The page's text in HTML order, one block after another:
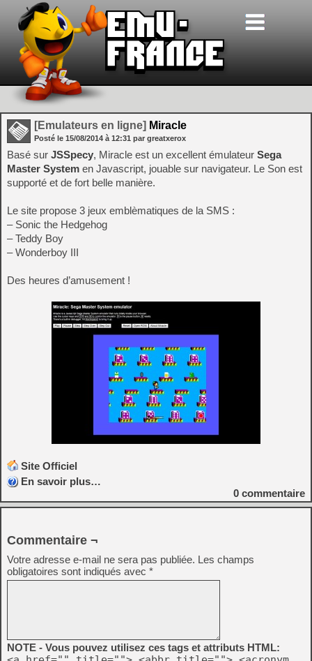
[Emulateurs en ligne] Miracle
Posté le 15/08/2014 à 12:31 par greatxerox
Basé sur JSSpecy, Miracle est un excellent émulateur Sega
Master System en Javascript, jouable sur navigateur. Le Son est
supporté et de fort belle manière.
Le site propose 3 jeux emblèmatiques de la SMS :
– Sonic the Hedgehog
– Teddy Boy
– Wonderboy III
Des heures d’amusement !
Site Officiel
En savoir plus…
0 commentaire
Commentaire ¬
Votre adresse e-mail ne sera pas publiée. Les champs
obligatoires sont indiqués avec *
NOTE - Vous pouvez utilisez ces tags et attributs HTML: